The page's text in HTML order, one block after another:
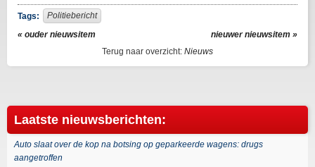
Facebook
Twitter
Tags:
Politiebericht
« ouder nieuwsitem
nieuwer nieuwsitem »
Terug naar overzicht: Nieuws
Laatste nieuwsberichten:
Auto slaat over de kop na botsing op geparkeerde wagens: drugs
aangetroffen